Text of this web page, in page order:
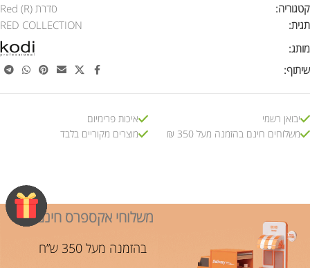
קטגוריה:
סדרת Red (R)
תגית:
RED COLLECTION
מותג:
שיתוף:
יבואן רשמי
משלוחים חינם בהזמנה מעל 350 ₪
איכות פרימיום
מוצרים מקוריים בלבד
משלוחי אקספרס חינם!
בהזמנה מעל 350 ש”ח